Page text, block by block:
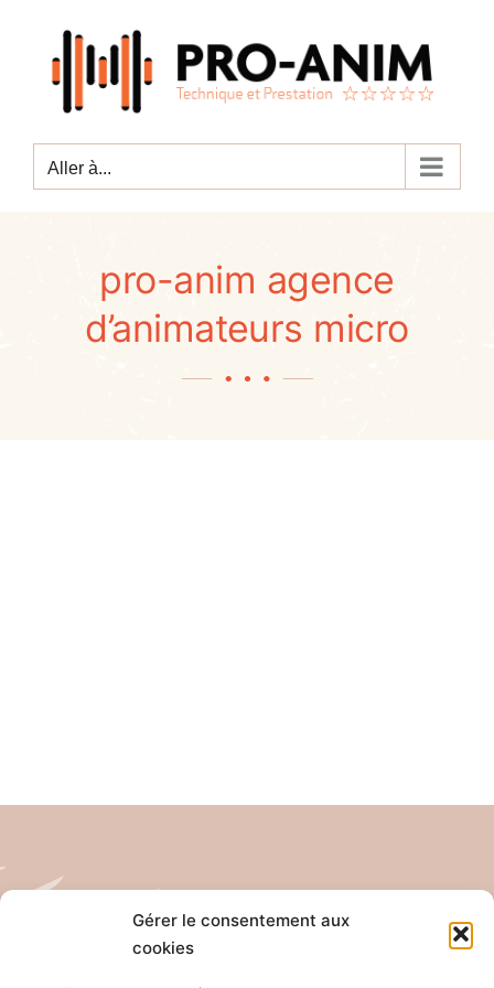
Gérer le consentement aux
cookies
contenu
Aller à...
pro-anim agence
d’animateurs micro
Tél: 04 26 65 32 19